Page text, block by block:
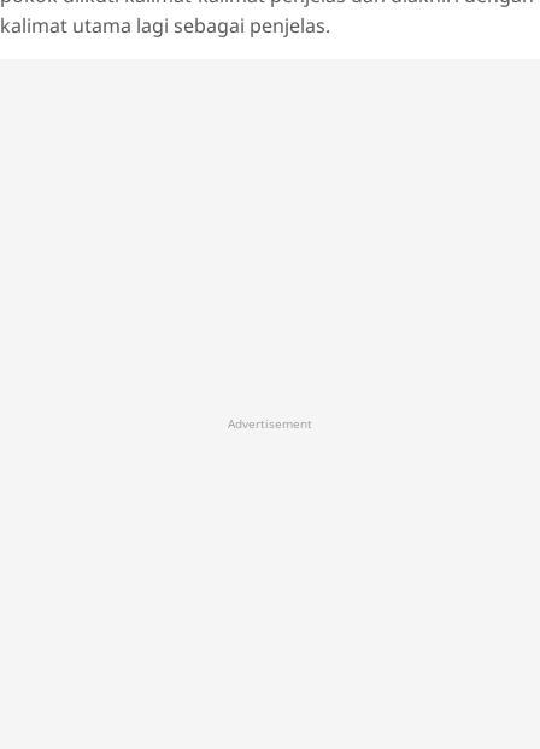
kalimat utama lagi sebagai penjelas.
Advertisement